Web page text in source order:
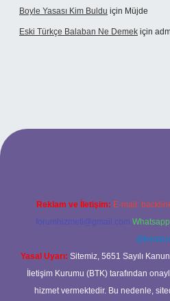
Boyle Yasası Kim Buldu için Müjde
Eski Türkçe Balaban Ne Demek için
casino
Reklam ve İletişim: E-mail:
forumhizmeti@gmail.com
@karabul
Yasal Uyarı: Sitemiz, 5651 Sayılı
İletişim Kurumu (BTK) tarafından
hizmet vermektedir. Bu nedenle,